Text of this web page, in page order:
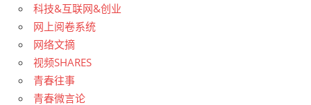
科技&互联网&创业
网上阅卷系统
网络文摘
视频SHARES
青春往事
青春微言论